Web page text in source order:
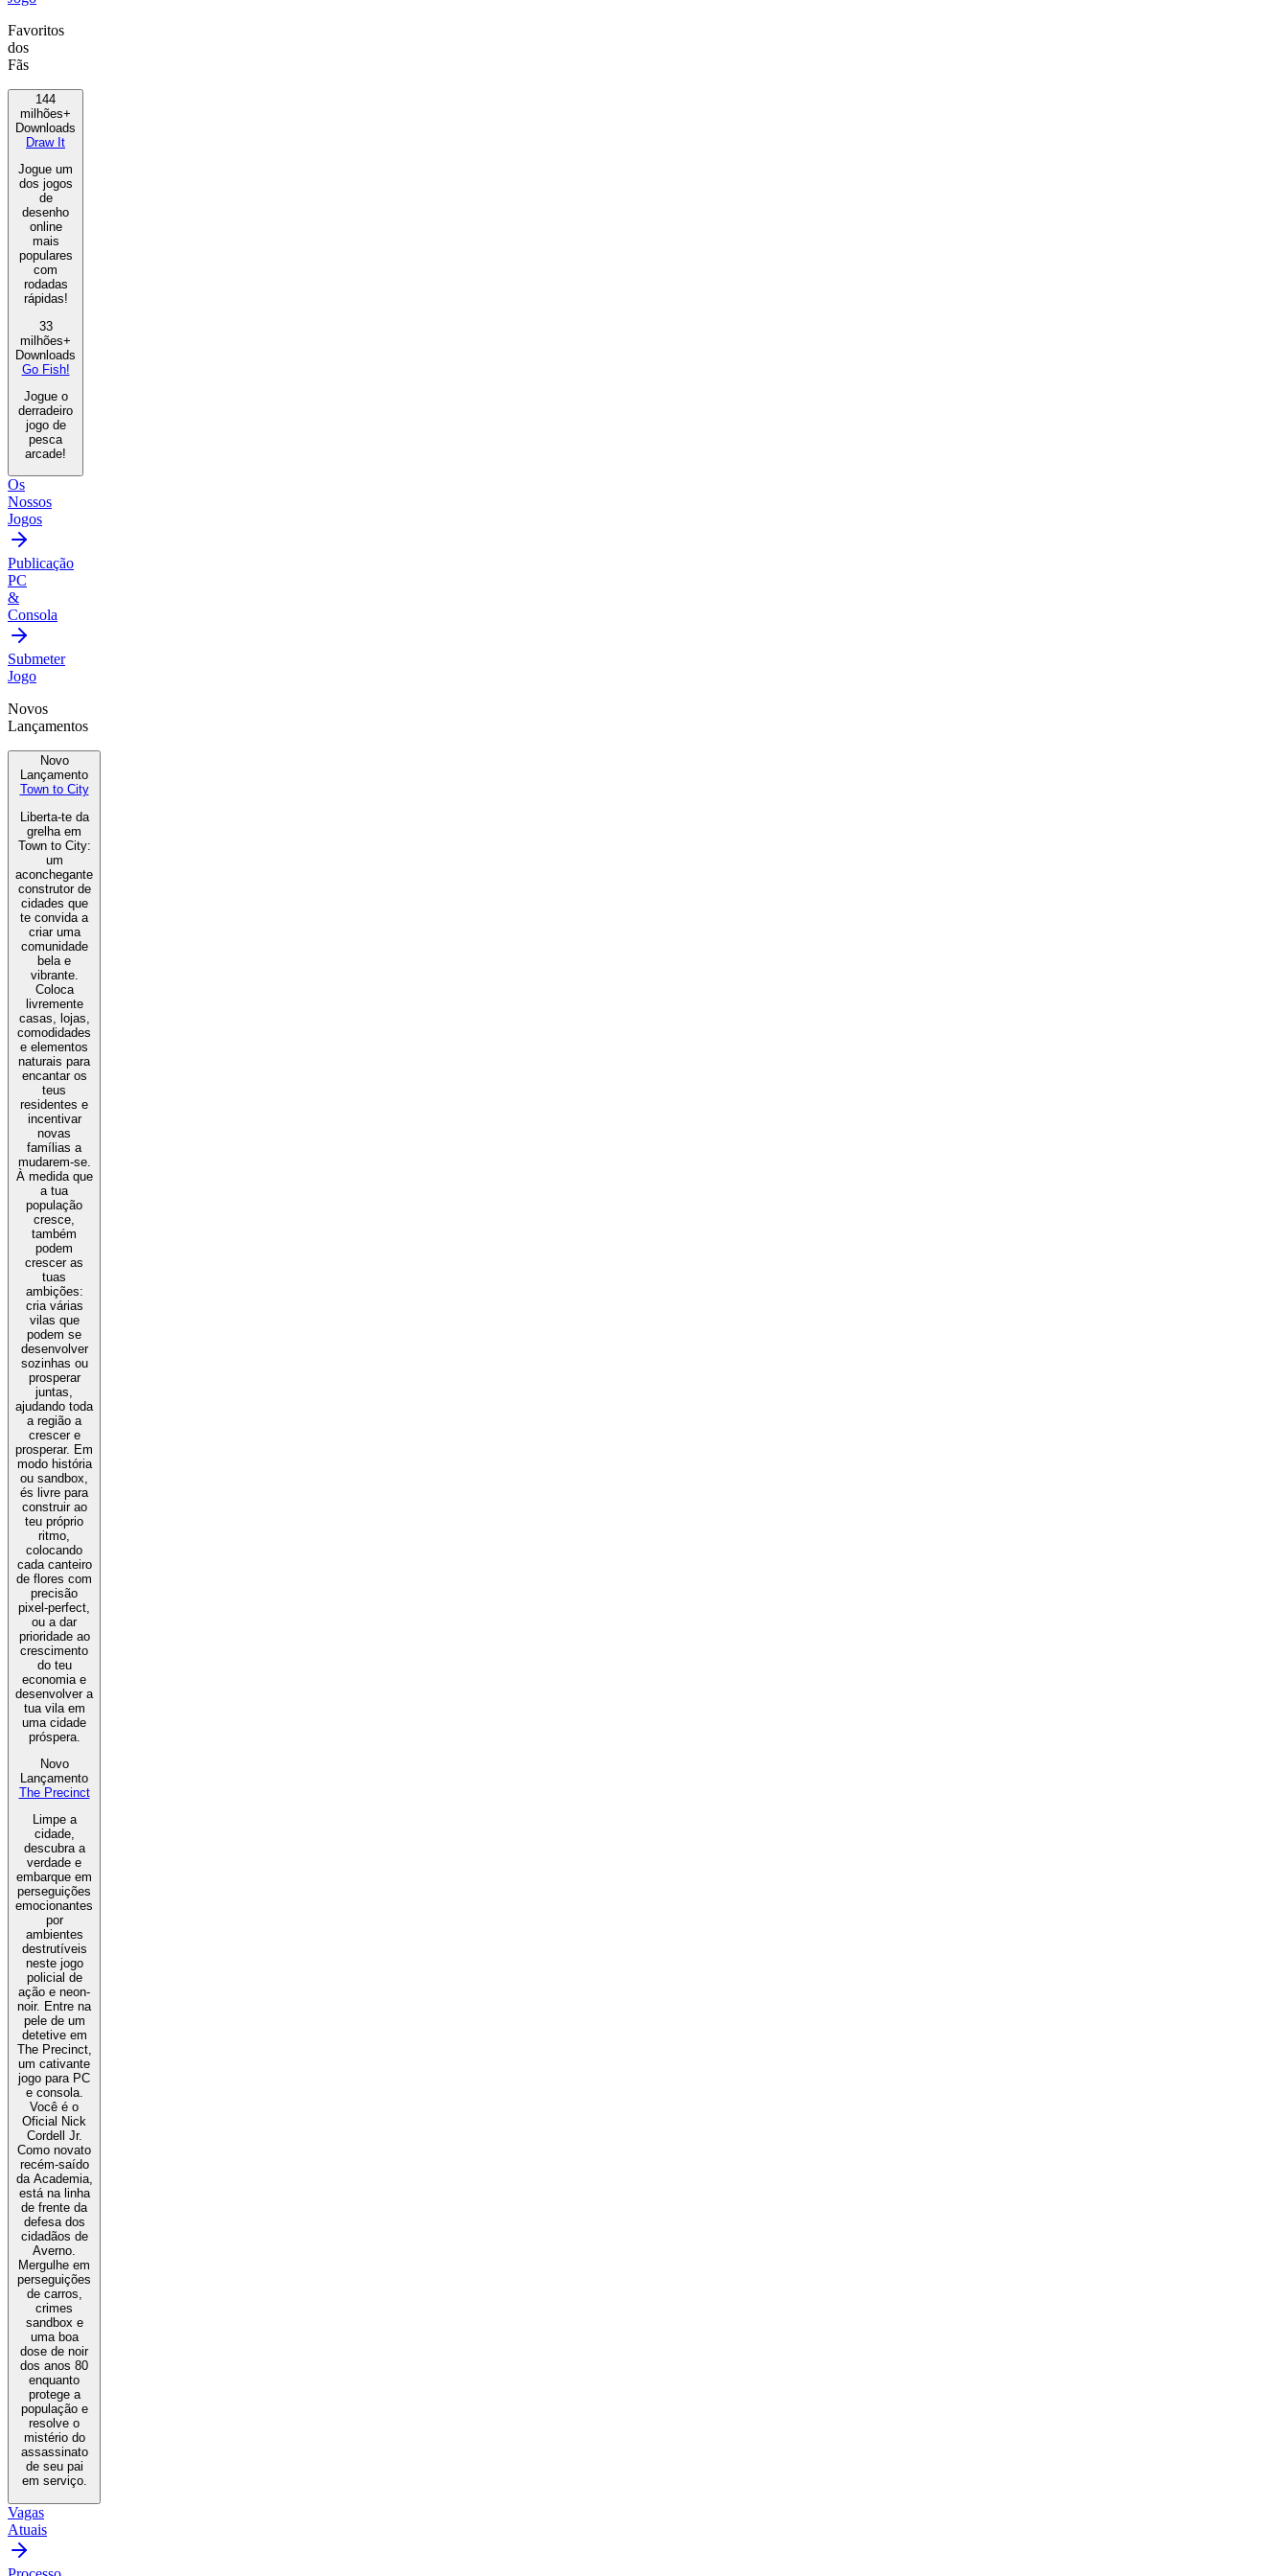
Favoritos
dos
Fãs
144
milhões+
Downloads
Draw It
Jogue um
dos jogos
de
desenho
online
mais
populares
com
rodadas
rápidas!
33
milhões+
Downloads
Go Fish!
Jogue o
derradeiro
jogo de
pesca
arcade!
Os
Nossos
Jogos
Publicação
PC
&
Consola
Submeter
Jogo
Novos
Lançamentos
Novo
Lançamento
Town to City
Liberta-te da
grelha em
Town to City:
um
aconchegante
construtor de
cidades que
te convida a
criar uma
comunidade
bela e
vibrante.
Coloca
livremente
casas, lojas,
comodidades
e elementos
naturais para
encantar os
teus
residentes e
incentivar
novas
famílias a
mudarem-se.
À medida que
a tua
população
cresce,
também
podem
crescer as
tuas
ambições:
cria várias
vilas que
podem se
desenvolver
sozinhas ou
prosperar
juntas,
ajudando toda
a região a
crescer e
prosperar. Em
modo história
ou sandbox,
és livre para
construir ao
teu próprio
ritmo,
colocando
cada canteiro
de flores com
precisão
pixel-perfect,
ou a dar
prioridade ao
crescimento
do teu
economia e
desenvolver a
tua vila em
uma cidade
próspera.
Novo
Lançamento
The Precinct
Limpe a
cidade,
descubra a
verdade e
embarque em
perseguições
emocionantes
por
ambientes
destrutíveis
neste jogo
policial de
ação e neon-
noir. Entre na
pele de um
detetive em
The Precinct,
um cativante
jogo para PC
e consola.
Você é o
Oficial Nick
Cordell Jr.
Como novato
recém-saído
da Academia,
está na linha
de frente da
defesa dos
cidadãos de
Averno.
Mergulhe em
perseguições
de carros,
crimes
sandbox e
uma boa
dose de noir
dos anos 80
enquanto
protege a
população e
resolve o
mistério do
assassinato
de seu pai
em serviço.
Vagas
Atuais